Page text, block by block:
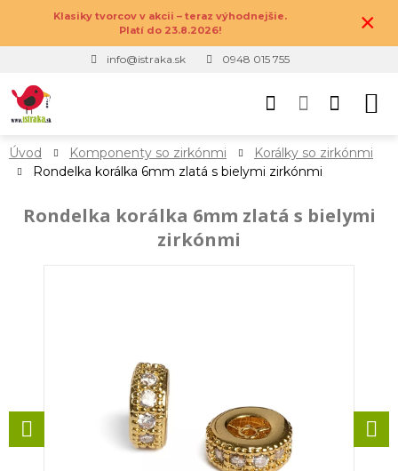
Klasiky tvorcov v akcii – teraz výhodnejšie.
Platí do 23.8.2026!
×
info@istraka.sk 0948 015 755
Úvod Komponenty so zirkónmi
Korálky so zirkónmi
Rondelka korálka 6mm zlatá s bielymi zirkónmi
Rondelka korálka 6mm zlatá s bielymi
zirkónmi